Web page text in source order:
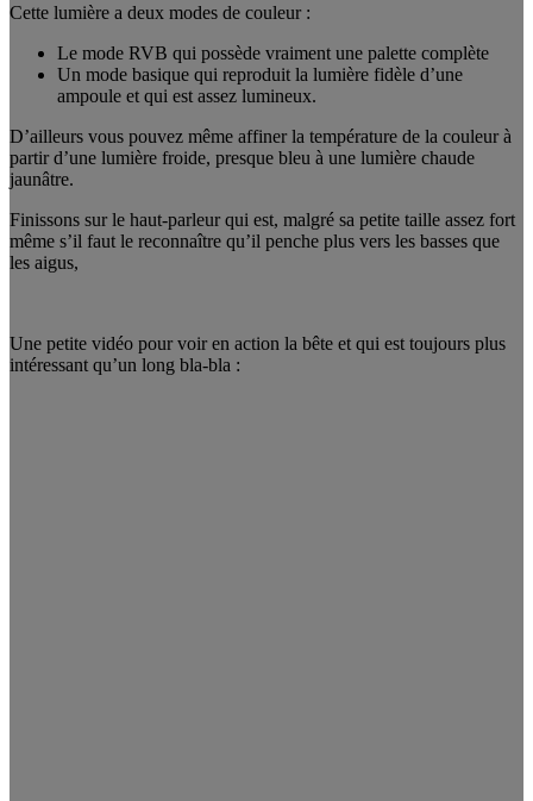
Cette lumière a deux modes de couleur :
Le mode RVB qui possède vraiment une palette complète
Un mode basique qui reproduit la lumière fidèle d’une
ampoule et qui est assez lumineux.
D’ailleurs vous pouvez même affiner la température de la couleur à
partir d’une lumière froide, presque bleu à une lumière chaude
jaunâtre.
Finissons sur le haut-parleur qui est, malgré sa petite taille assez fort
même s’il faut le reconnaître qu’il penche plus vers les basses que
les aigus,
Une petite vidéo pour voir en action la bête et qui est toujours plus
intéressant qu’un long bla-bla :